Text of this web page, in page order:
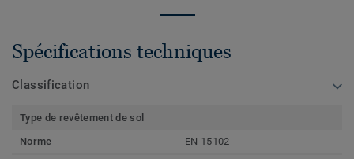
Spécifications techniques
Classification
Type de revêtement de sol
Norme
EN 15102